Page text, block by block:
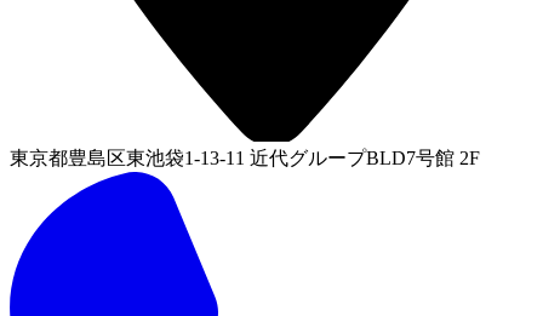
東京都豊島区東池袋1-13-11 近代グループBLD7号館 2F